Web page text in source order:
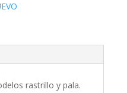
rastrillo y pala.